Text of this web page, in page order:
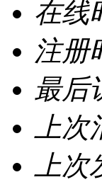
在线
注册
最后
上
上